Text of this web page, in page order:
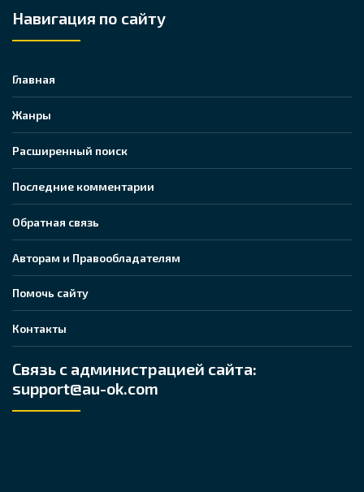
Навигация по сайту
Главная
Жанры
Расширенный поиск
Последние комментарии
Обратная связь
Авторам и Правообладателям
Помочь сайту
Контакты
Связь с администрацией сайта:
support@au-ok.com